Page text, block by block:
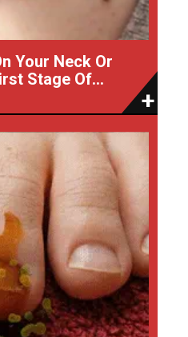
Your Neck Or
Stage Of...